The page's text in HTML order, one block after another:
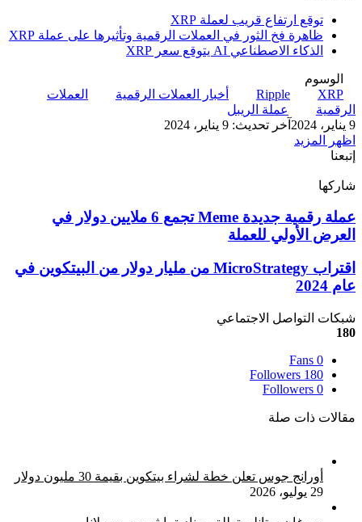
توقع ارتفاع قريب لعملة XRP
ظاهرة فخ الثور في العملات الرقمية وتأثيرها على عملة XRP
الذكاء الاصطناعي AI يتوقع سعر XRP
الوسوم
Ripple
XRP أخبار العملات الرقمية
العملات
الرقمية
عملة الريبل
9 يناير، 2024
آخر تحديث: 9 يناير، 2024
اظهر المزيد
إتبعنا
شاركها
عملة
رقمية
جديدة
Meme
تجمع
6
دولار
في
الأولي
عملة رقمية جديدة Meme تجمع 6 ملايين دولار في
العرض الأولي للعملة
اقتراب
MicroStrategy
من
مليار
دولار
البيتكوين
اقتراب MicroStrategy من مليار دولار من البيتكوين في
عام 2024
شبكات التواصل الاجتماعي
180
0
Fans
180
Followers
0
Followers
مقالات ذات صلة
أورانج جوس تعلن خطة لشراء بيتكوين بقيمة 30 مليون دولار
29 يوليو، 2026